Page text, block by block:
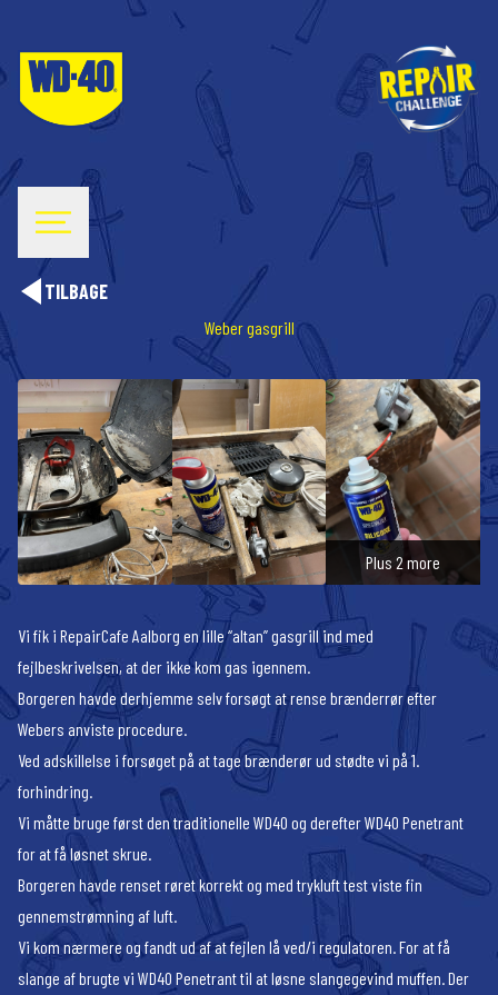
TILBAGE
Weber gasgrill
Plus 2 more
Vi fik i RepairCafe Aalborg en lille “altan” gasgrill ind med
fejlbeskrivelsen, at der ikke kom gas igennem.
Borgeren havde derhjemme selv forsøgt at rense brænderrør efter
Webers anviste procedure.
Ved adskillelse i forsøget på at tage brænderør ud stødte vi på 1.
forhindring.
Vi måtte bruge først den traditionelle WD40 og derefter WD40 Penetrant
for at få løsnet skrue.
Borgeren havde renset røret korrekt og med trykluft test viste fin
gennemstrømning af luft.
Vi kom nærmere og fandt ud af at fejlen lå ved/i regulatoren. For at få
slange af brugte vi WD40 Penetrant til at løsne slangegevind muffen. Der